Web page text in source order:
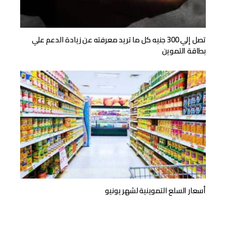
تصل إلي 300 جنيه كل ما تريد معرفته عن زيادة الدعم علي
بطاقة التموين
أسعار السلع التموينية لشهر يونيو